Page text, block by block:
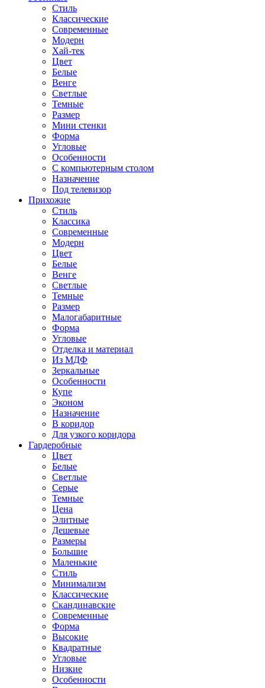
Стиль
Классические
Современные
Модерн
Хай-тек
Цвет
Белые
Венге
Светлые
Темные
Размер
Мини стенки
Форма
Угловые
Особенности
С компьютерным столом
Назначение
Под телевизор
Прихожие
Стиль
Классика
Современные
Модерн
Цвет
Белые
Венге
Светлые
Темные
Размер
Малогабаритные
Форма
Угловые
Отделка и материал
Из МДФ
Зеркальные
Особенности
Купе
Эконом
Назначение
В коридор
Для узкого коридора
Гардеробные
Цвет
Белые
Светлые
Серые
Темные
Цена
Элитные
Дешевые
Размеры
Большие
Маленькие
Стиль
Минимализм
Классические
Скандинавские
Современные
Форма
Высокие
Квадратные
Угловые
Низкие
Особенности